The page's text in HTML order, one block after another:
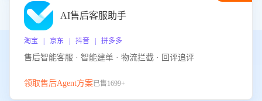
AI售后客服助手
淘宝 | 京东 | 抖音 | 拼多多
售后智能客服 · 智能建单 · 物流拦截 · 回评追评
领取售后Agent方案已售1699+